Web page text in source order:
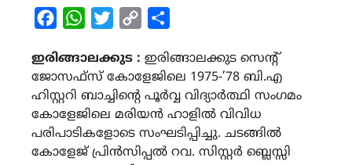
FacebookWhatsAppTwitterCopy
ഇരിങ്ങാലക്കുട : ഇരിങ്ങാലക്കുട സെന്റ്
ജോസഫ്സ് കോളേജിലെ 1975-’78 ബി.എ
ഹിസ്റ്ററി ബാച്ചിന്‍റെ പൂർവ്വ വിദ്യാർത്ഥി സംഗമം
കോളേജിലെ മരിയൻ ഹാളിൽ വിവിധ
പരിപാടികളോടെ സംഘടിപ്പിച്ചു. ചടങ്ങിൽ
കോളേജ് പ്രിൻസിപ്പൽ റവ. സിസ്റ്റർ ബ്ലെസ്സി